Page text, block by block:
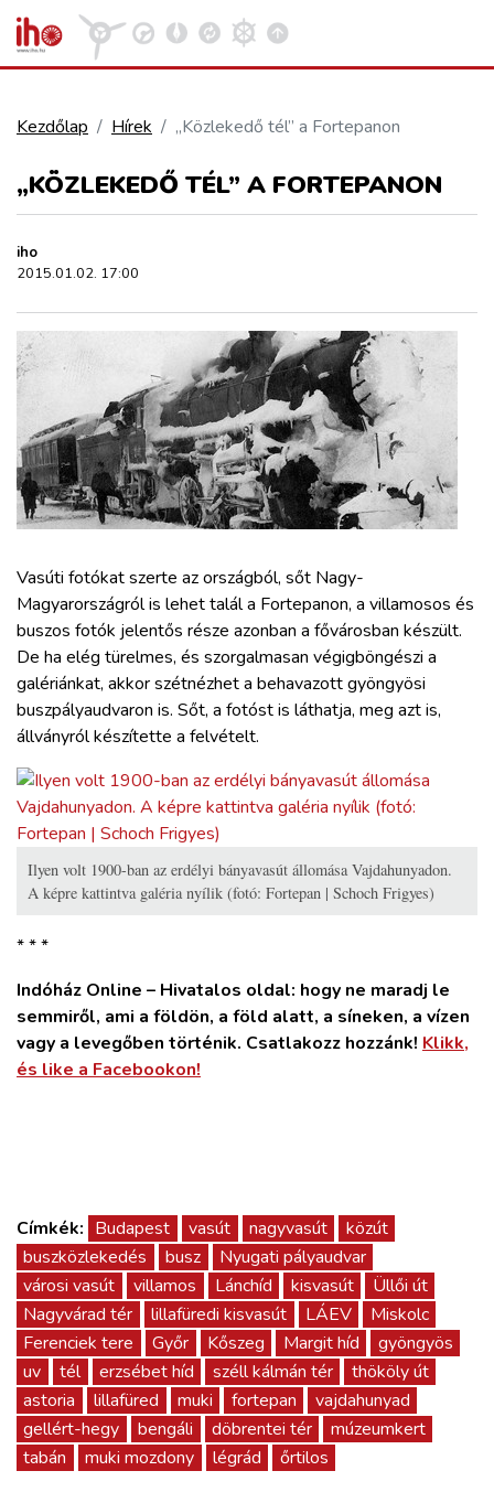
VASÚT
KÖZLEKEDÉSFEJLESZTÉS
ELLÁTÁSI LÁNC
ZÖLDÚT
HAJÓZÁS
BLOG
ARCHÍVUM
WEBSHOP
BELÉPÉS
REGISZTRÁCIÓ
Kezdőlap Hírek „Közlekedő tél” a Fortepanon
„KÖZLEKEDŐ TÉL” A FORTEPANON
iho
2015.01.02. 17:00
Vasúti fotókat szerte az országból, sőt Nagy-
Magyarországról is lehet talál a Fortepanon, a villamosos és
buszos fotók jelentős része azonban a fővárosban készült.
De ha elég türelmes, és szorgalmasan végigböngészi a
galériánkat, akkor szétnézhet a behavazott gyöngyösi
buszpályaudvaron is. Sőt, a fotóst is láthatja, meg azt is,
állványról készítette a felvételt.
Ilyen volt 1900-ban az erdélyi bányavasút állomása Vajdahunyadon.
A képre kattintva galéria nyílik (fotó: Fortepan | Schoch Frigyes)
* * *
Indóház Online – Hivatalos oldal: hogy ne maradj le
semmiről, ami a földön, a föld alatt, a síneken, a vízen
vagy a levegőben történik. Csatlakozz hozzánk! Klikk,
és like a Facebookon!
Címkék: Budapest vasút nagyvasút
közút
buszközlekedés
busz
Nyugati pályaudvar
városi vasút
villamos Lánchíd kisvasút
Üllői út
Nagyvárad tér
lillafüredi kisvasút LÁEV
Miskolc
Ferenciek tere
Győr Kőszeg Margit híd
gyöngyös
uv
tél erzsébet híd széll kálmán tér
thököly út
astoria
lillafüred muki fortepan
vajdahunyad
gellért-hegy
bengáli döbrentei tér
múzeumkert
tabán
muki mozdony légrád őrtilos